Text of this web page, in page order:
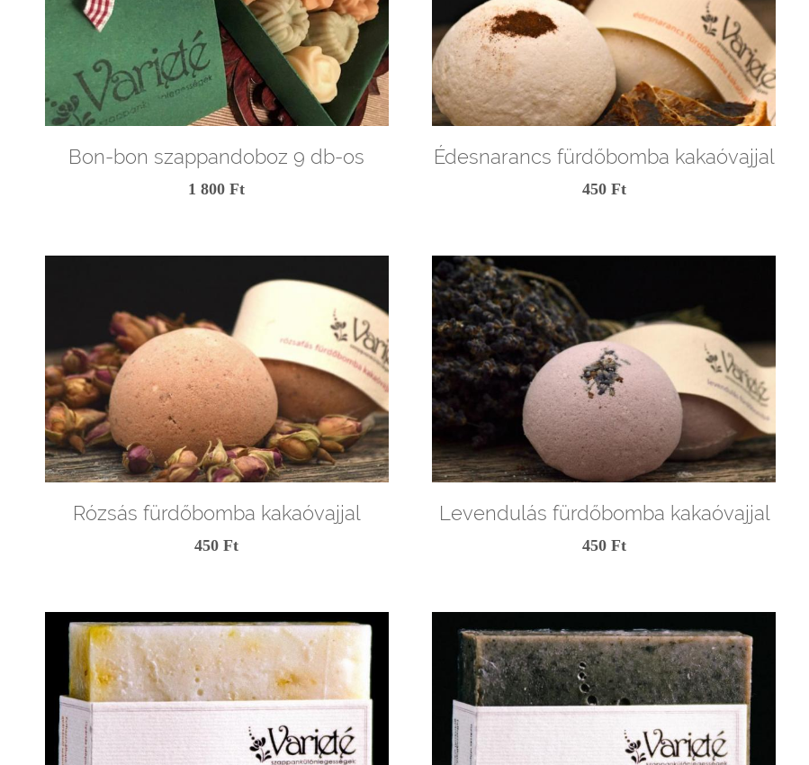
Bon-bon szappandoboz 9 db-os
1 800 Ft
Édesnarancs fürdőbomba kakaóvajjal
450 Ft
Rózsás fürdőbomba kakaóvajjal
450 Ft
Levendulás fürdőbomba kakaóvajjal
450 Ft